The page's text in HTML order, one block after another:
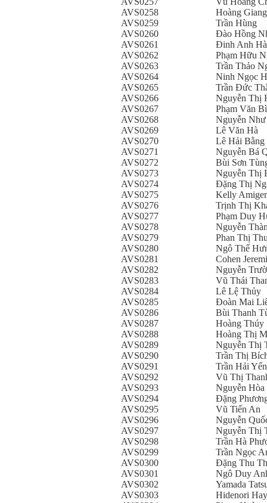
AVS0258
Hoàng Giang
AVS0259
Trần Hùng
AVS0260
Đào Hồng
AVS0261
Đinh Anh
AVS0262
Phạm Hữu
AVS0263
Trần Thảo
AVS0264
Ninh Ngọc
AVS0265
Trần Đức
AVS0266
Nguyễn Thị
AVS0267
Phạm Văn
AVS0268
Nguyễn
AVS0269
Lê Văn Hà
AVS0270
Lê Hải Bằng
AVS0271
Nguyễn Bá
AVS0272
Bùi Sơn
AVS0273
Nguyễn Thị
AVS0274
Đặng Thị
AVS0275
Kelly Amiger
AVS0276
Trịnh Thị
AVS0277
Phạm Duy
AVS0278
Nguyễn
AVS0279
Phan Thị
AVS0280
Ngô Thế
AVS0281
Cohen
AVS0282
Nguyễn
AVS0283
Vũ Thái
AVS0284
Lê Lệ Thủy
AVS0285
Đoàn Mai
AVS0286
Bùi Thanh
AVS0287
Hoàng Thúy
AVS0288
Hoàng Thị
AVS0289
Nguyễn Thị
AVS0290
Trần Thị
AVS0291
Trần Hải Yến
AVS0292
Vũ Thị
AVS0293
Nguyễn
AVS0294
Đặng
AVS0295
Vũ Tiến An
AVS0296
Nguyễn
AVS0297
Nguyễn Thị
AVS0298
Trần Hà
AVS0299
Trần Ngọc
AVS0300
Đặng Thu
AVS0301
Ngô Duy
AVS0302
Yamada
AVS0303
Hidenori